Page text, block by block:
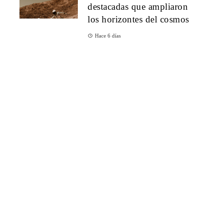
destacadas que ampliaron
los horizontes del cosmos
Hace 6 días